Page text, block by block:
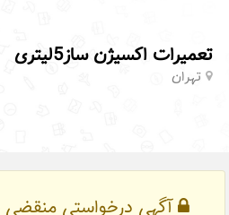
تعمیرات اکسیژن ساز5لیتری
تهران
آگهی درخواستی